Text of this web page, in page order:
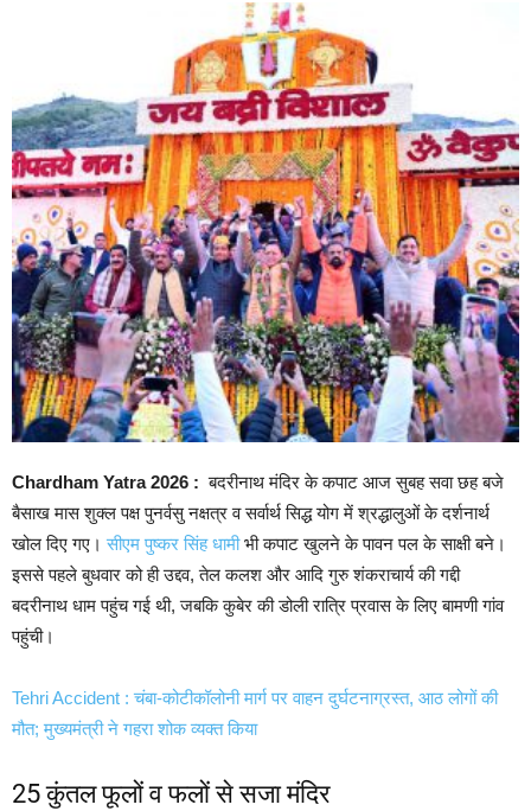
Chardham Yatra 2026 : बदरीनाथ मंदिर के कपाट आज सुबह सवा छह बजे
बैसाख मास शुक्ल पक्ष पुनर्वसु नक्षत्र व सर्वार्थ सिद्ध योग में श्रद्धालुओं के दर्शनार्थ
खोल दिए गए।सीएम पुष्कर सिंह धामीभी कपाट खुलने के पावन पल के साक्षी बने।
इससे पहले बुधवार को ही उद्दव, तेल कलश और आदि गुरु शंकराचार्य की गद्दी
बदरीनाथ धाम पहुंच गई थी, जबकि कुबेर की डोली रात्रि प्रवास के लिए बामणी गांव
पहुंची।
Tehri Accident : चंबा-कोटीकॉलोनी मार्ग पर वाहन दुर्घटनाग्रस्त, आठ लोगों की
मौत; मुख्यमंत्री ने गहरा शोक व्यक्त किया
25 कुंतल फूलों व फलों से सजा मंदिर